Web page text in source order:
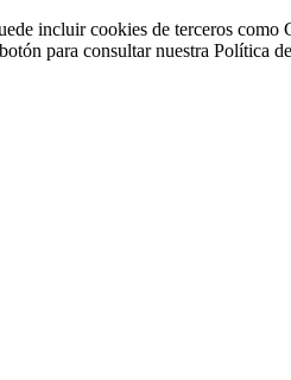
incluir cookies de terceros como
para consultar nuestra Política